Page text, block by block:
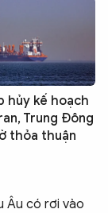
hủy kế hoạch
Trung Đông
thỏa thuận
Âu có rơi vào